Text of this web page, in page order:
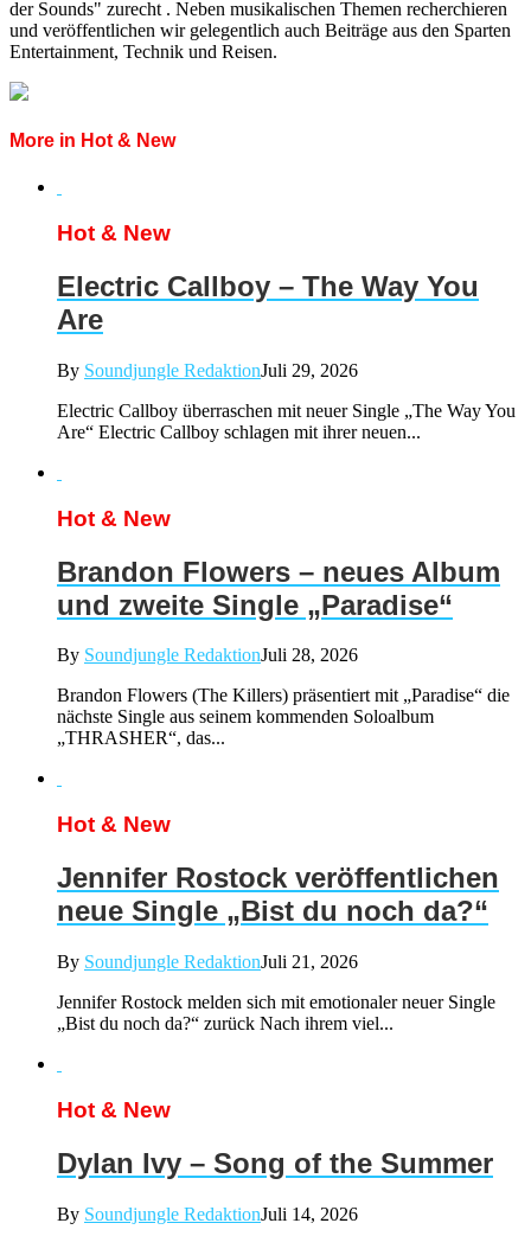
der Sounds" zurecht . Neben musikalischen Themen recherchieren
und veröffentlichen wir gelegentlich auch Beiträge aus den Sparten
Entertainment, Technik und Reisen.
More in Hot & New
Hot & New
Electric Callboy – The Way You
Are
By Soundjungle RedaktionJuli 29, 2026
Electric Callboy überraschen mit neuer Single „The Way You
Are“ Electric Callboy schlagen mit ihrer neuen...
Hot & New
Brandon Flowers – neues Album
und zweite Single „Paradise“
By Soundjungle RedaktionJuli 28, 2026
Brandon Flowers (The Killers) präsentiert mit „Paradise“ die
nächste Single aus seinem kommenden Soloalbum
„THRASHER“, das...
Hot & New
Jennifer Rostock veröffentlichen
neue Single „Bist du noch da?“
By Soundjungle RedaktionJuli 21, 2026
Jennifer Rostock melden sich mit emotionaler neuer Single
„Bist du noch da?“ zurück Nach ihrem viel...
Hot & New
Dylan Ivy – Song of the Summer
By Soundjungle RedaktionJuli 14, 2026